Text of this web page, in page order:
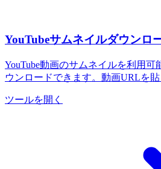
YouTubeサムネイルダウンロ
YouTube動画のサムネイルを利用
ウンロードできます。動画URLを貼
ツールを開く